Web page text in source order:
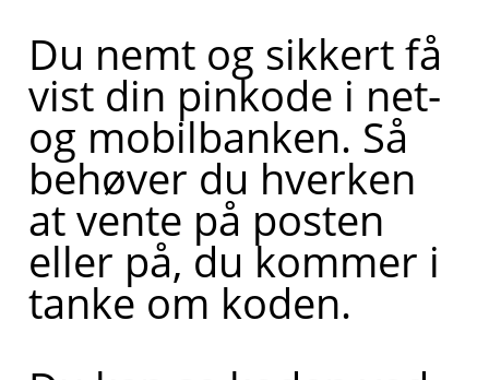
Du nemt og sikkert få
vist din pinkode i net-
og mobilbanken. Så
behøver du hverken
at vente på posten
eller på, du kommer i
tanke om koden.